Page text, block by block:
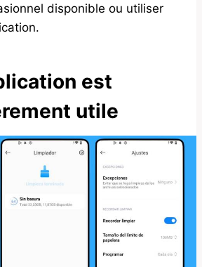
disponible ou utiliser
est
utile